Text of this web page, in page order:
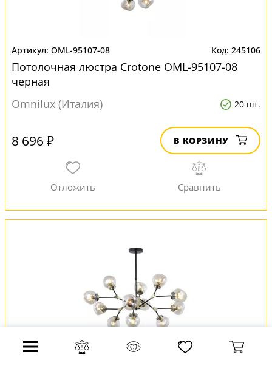
OML-95107-08 245106
Потолочная люстра Crotone OML-95107-08
черная
Omnilux (Италия)
20 шт.
8 696 ₽ В КОРЗИНУ